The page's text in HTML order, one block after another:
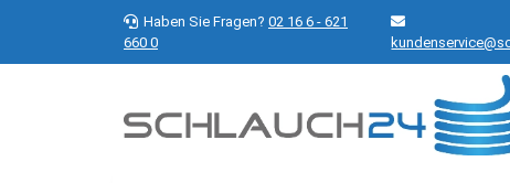
Haben Sie Fragen? 02 16 6 - 621
660 0